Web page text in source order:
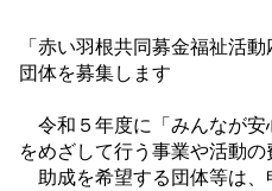
「赤い羽根共同募金福祉活
団体を募集します
令和５年度に「みんなが安
をめざして行う事業や活動の
助成を希望する団体等は、